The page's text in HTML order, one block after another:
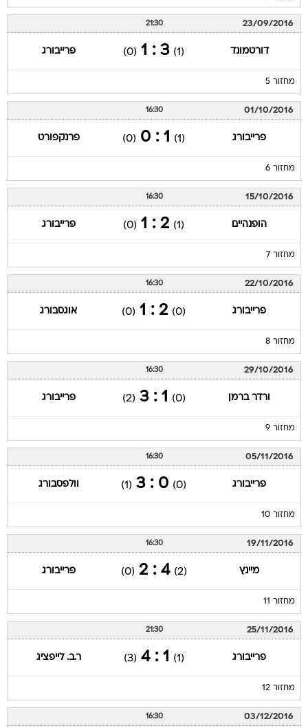
23/09/2016
21:30
דורטמונד (1)
3 : 1
(0) פרייבורג
מחזור 5
01/10/2016
16:30
פרייבורג (1)
1 : 0
(0) פרנקפורט
מחזור 6
15/10/2016
16:30
הופנהיים (1)
2 : 1
(0) פרייבורג
מחזור 7
22/10/2016
16:30
פרייבורג (0)
2 : 1
(0) אוגסבורג
מחזור 8
29/10/2016
16:30
ורדר ברמן (0)
1 : 3
(2) פרייבורג
מחזור 9
05/11/2016
16:30
פרייבורג (0)
0 : 3
(1) וולפסבורג
מחזור 10
19/11/2016
16:30
מיינץ (2)
4 : 2
(0) פרייבורג
מחזור 11
25/11/2016
21:30
פרייבורג (1)
1 : 4
(3) ר.ב. לייפציג
מחזור 12
03/12/2016
16:30